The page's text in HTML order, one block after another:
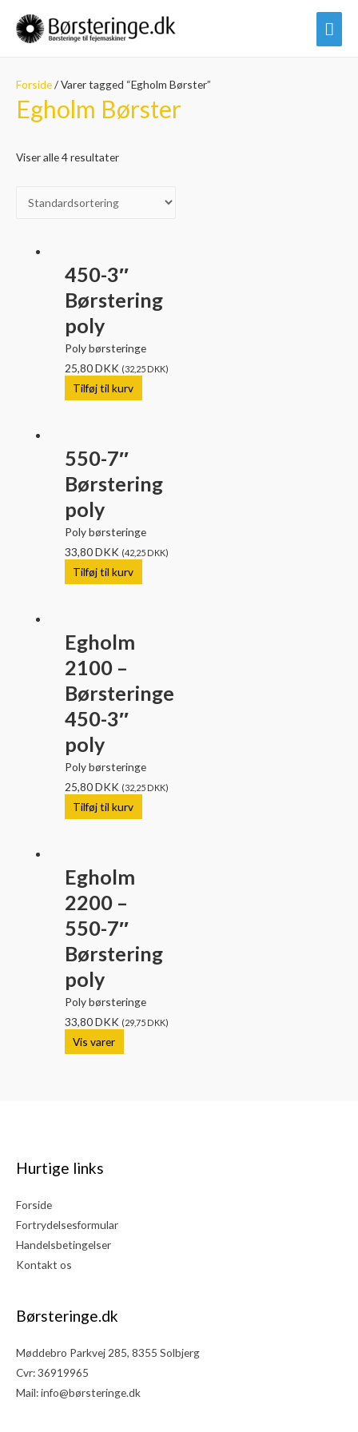
Forside/ Varer tagged “Egholm Børster”
Egholm Børster
Viser alle 4 resultater
450-3″
Børstering
poly
Poly børsteringe
25,80DKK (32,25 DKK)
Tilføj til kurv
550-7″
Børstering
poly
Poly børsteringe
33,80DKK (42,25 DKK)
Tilføj til kurv
Egholm
2100 –
Børsteringe
450-3″
poly
Poly børsteringe
25,80DKK (32,25 DKK)
Tilføj til kurv
Egholm
2200 –
550-7″
Børstering
poly
Poly børsteringe
33,80DKK (29,75 DKK)
Vis varer
Hurtige links
Forside
Fortrydelsesformular
Handelsbetingelser
Kontakt os
Børsteringe.dk
Møddebro Parkvej 285, 8355 Solbjerg
Cvr: 36919965
Mail:info@børsteringe.dk